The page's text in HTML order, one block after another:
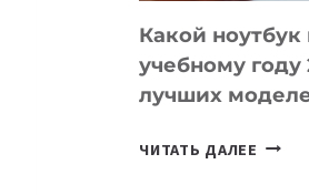
КОДА
Какой ноутбук
учебному году
лучших
ЧИТАТЬ ДАЛЕЕ КАКОЙ